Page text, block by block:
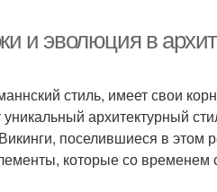
и эволюция в
стиль, имеет свои
архитектурный
поселившиеся в этом
которые со временем